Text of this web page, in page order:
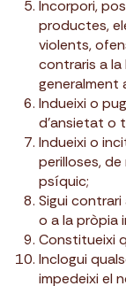
Incorpori,
productes,
violents,
contraris a la
generalment
Indueixi o
d’ansietat o
Indueixi o
perilloses, de
psíquic;
Sigui contrari
o a la pròpia
Constitueixi
Inclogui
impedeixi el